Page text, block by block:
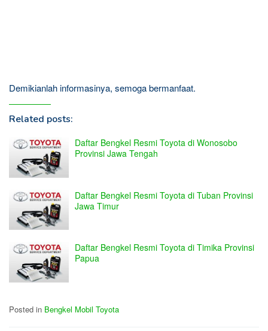
Demikianlah informasinya, semoga bermanfaat.
Related posts:
Daftar Bengkel Resmi Toyota di Wonosobo
Provinsi Jawa Tengah
Daftar Bengkel Resmi Toyota di Tuban Provinsi
Jawa Timur
Daftar Bengkel Resmi Toyota di Timika Provinsi
Papua
Posted in Bengkel Mobil Toyota